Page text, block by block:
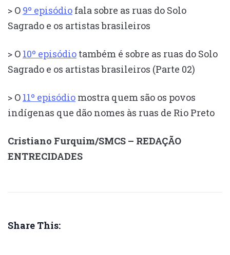
> O 9º episódio fala sobre as ruas do Solo
Sagrado e os artistas brasileiros
> O 10º episódio também é sobre as ruas do Solo
Sagrado e os artistas brasileiros (Parte 02)
> O 11º episódio mostra quem são os povos
indígenas que dão nomes às ruas de Rio Preto
Cristiano Furquim/SMCS – REDAÇÃO
ENTRECIDADES
Share This: